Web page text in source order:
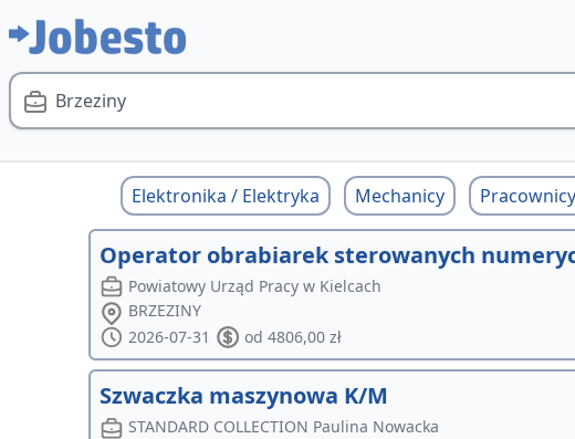
Brzeziny
Elektronika / Elektryka Mechanicy
Operator obrabiarek sterowanych
Powiatowy Urząd Pracy w Kielcach
BRZEZINY
2026-07-31
od 4806,00 zł
Szwaczka maszynowa K/M
STANDARD COLLECTION Paulina Nowacka